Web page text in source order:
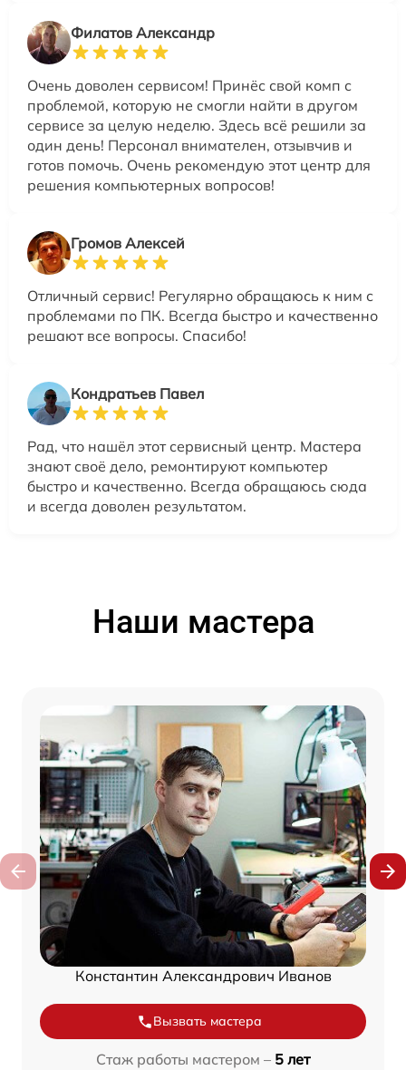
Филатов Александр
Очень доволен сервисом! Принёс свой комп с
проблемой, которую не смогли найти в другом
сервисе за целую неделю. Здесь всё решили за
один день! Персонал внимателен, отзывчив и
готов помочь. Очень рекомендую этот центр для
решения компьютерных вопросов!
Громов Алексей
Отличный сервис! Регулярно обращаюсь к ним с
проблемами по ПК. Всегда быстро и качественно
решают все вопросы. Спасибо!
Кондратьев Павел
Рад, что нашёл этот сервисный центр. Мастера
знают своё дело, ремонтируют компьютер
быстро и качественно. Всегда обращаюсь сюда
и всегда доволен результатом.
Наши мастера
Константин Александрович Иванов
Вызвать мастера
Стаж работы мастером – 5 лет